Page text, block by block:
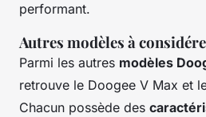
performant.
Autres modèles à
Parmi les autres modèles
retrouve le Doogee V Max et
Chacun possède des